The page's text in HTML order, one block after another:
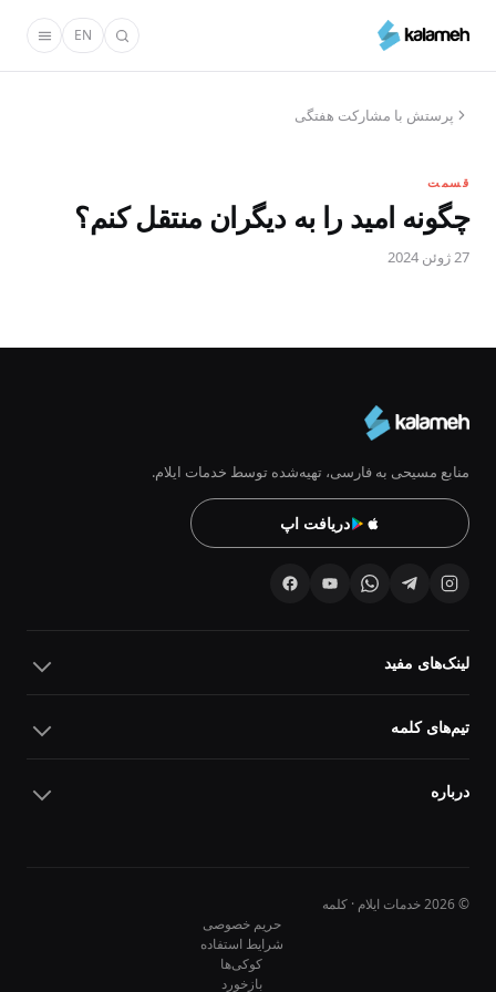
محتوای
EN
پرستش با مشارکت هفتگی
قسمت
چگونه امید را به دیگران منتقل کنم؟
27 ژوئن 2024
منابع مسیحی به فارسی، تهیه‌شده توسط خدمات ایلام.
دریافت اپ
لینک‌های مفید
تیم‌های کلمه
درباره
© 2026 خدمات ایلام · کلمه
حریم خصوصی
شرایط استفاده
کوکی‌ها
بازخورد
10